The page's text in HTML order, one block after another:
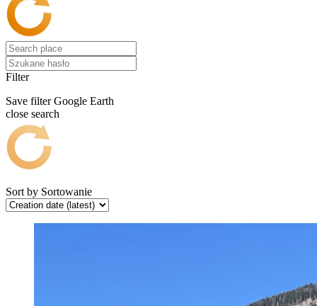
Filter
Save filter Google Earth
close search
Sort by Sortowanie